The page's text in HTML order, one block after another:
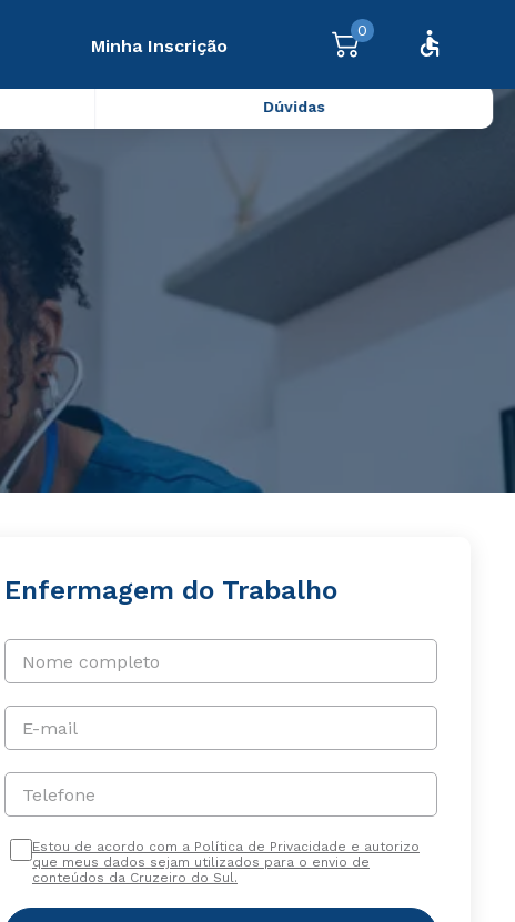
Minha Inscrição
0
Dúvidas
Enfermagem do Trabalho
Nome completo
E-mail
Telefone
Estou de acordo com a Política de Privacidade e autorizo
que meus dados sejam utilizados para o envio de
conteúdos da Cruzeiro do Sul.